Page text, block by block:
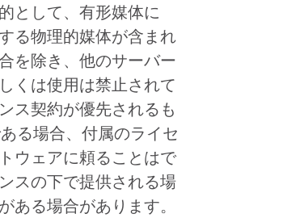
として、有形媒体に
る物理的媒体が含まれ
を除き、他のサーバー
くは使用は禁止されて
ス契約が優先されるも
る場合、付属のライセ
ウェアに頼ることはで
スの下で提供される場
る場合があります。